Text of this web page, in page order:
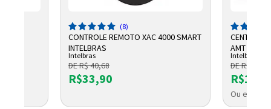
(8)
CONTROLE REMOTO XAC 4000 SMART
INTELBRAS
Intelbras
DE R$ 40,68
R$33,90
CENTRAL
AMT 2018
Intelbras
DE R$
Ou em até